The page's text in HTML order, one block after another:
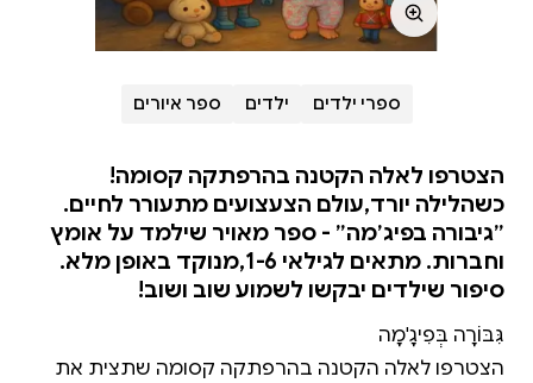
ספרי ילדים ילדים ספר איורים
הצטרפו לאלה הקטנה בהרפתקה קסומה!
כשהלילה יורד,עולם הצעצועים מתעורר לחיים.
״גיבורה בפיג׳מה״ - ספר מאויר שילמד על אומץ
וחברות. מתאים לגילאי 1-6,מנוקד באופן מלא.
סיפור שילדים יבקשו לשמוע שוב ושוב!
הצטרפו לאלה הקטנה בהרפתקה קסומה שתצית את